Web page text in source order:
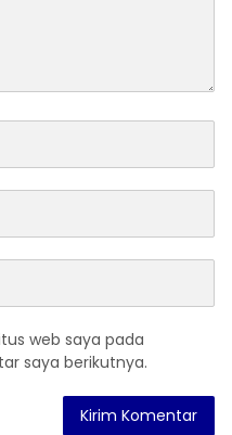
web saya pada
saya berikutnya.